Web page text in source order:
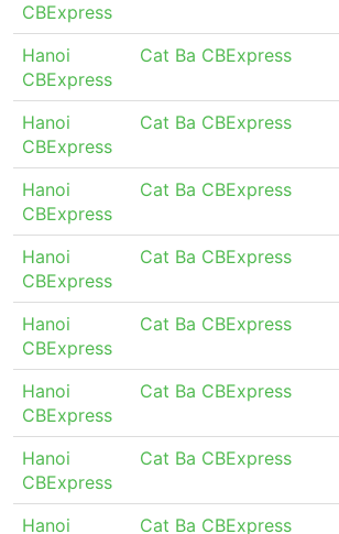
CBExpress
Hanoi
CBExpress
Cat Ba CBExpress
Hanoi
CBExpress
Cat Ba CBExpress
Hanoi
CBExpress
Cat Ba CBExpress
Hanoi
CBExpress
Cat Ba CBExpress
Hanoi
CBExpress
Cat Ba CBExpress
Hanoi
CBExpress
Cat Ba CBExpress
Hanoi
CBExpress
Cat Ba CBExpress
Hanoi
Cat Ba CBExpress